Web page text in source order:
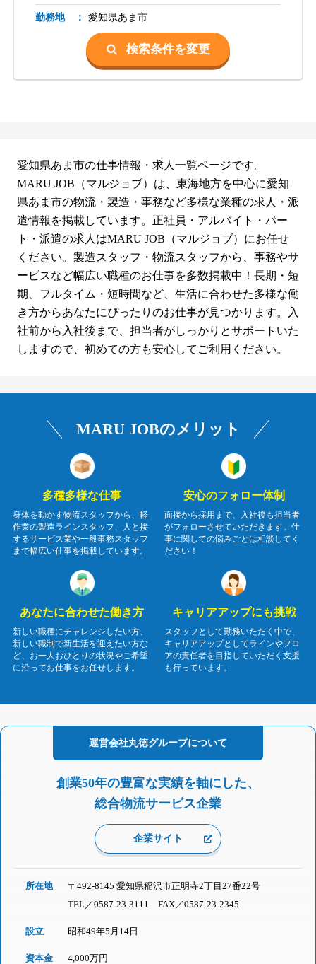
勤務地 ： 愛知県あま市
検索条件を変更
愛知県あま市の仕事情報・求人一覧ページです。
MARU JOB（マルジョブ）は、東海地方を中心に愛知
県あま市の物流・製造・事務など多様な業種の求人・派
遣情報を掲載しています。正社員・アルバイト・パー
ト・派遣の求人はMARU JOB（マルジョブ）にお任せ
ください。製造スタッフ・物流スタッフから、事務やサ
ービスなど幅広い職種のお仕事を多数掲載中！長期・短
期、フルタイム・短時間など、生活に合わせた多様な働
き方からあなたにぴったりのお仕事が見つかります。入
社前から入社後まで、担当者がしっかりとサポートいた
しますので、初めての方も安心してご利用ください。
MARU JOBのメリット
多種多様な仕事
身体を動かす物流スタッフから、軽
作業の製造ラインスタッフ、人と接
するサービス業や一般事務スタッフ
まで幅広い仕事を掲載しています。
安心のフォロー体制
面接から採用まで、入社後も担当者
がフォローさせていただきます。仕
事に関しての悩みごとは相談してく
ださい！
あなたに合わせた働き方
新しい職種にチャレンジしたい方、
新しい職制で新生活を迎えたい方な
ど、お一人おひとりの状況やご希望
に沿ってお仕事をお任せします。
キャリアアップにも挑戦
スタッフとして勤務いただく中で、
キャリアアップとしてラインやフロ
アの責任者を目指していただく支援
も行っています。
運営会社丸徳グループについて
創業50年の豊富な実績を軸にした、
総合物流サービス企業
企業サイト
所在地
〒492-8145 愛知県稲沢市正明寺2丁目27番22号
TEL／0587-23-3111 FAX／0587-23-2345
設立 昭和49年5月14日
資本金 4,000万円